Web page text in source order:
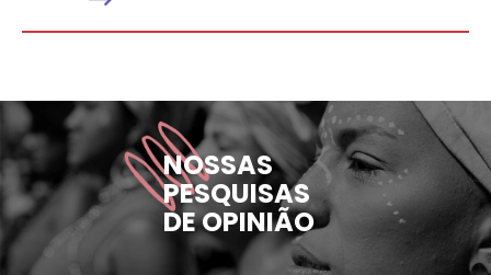
NOSSAS
PESQUISAS
DE OPINIÃO